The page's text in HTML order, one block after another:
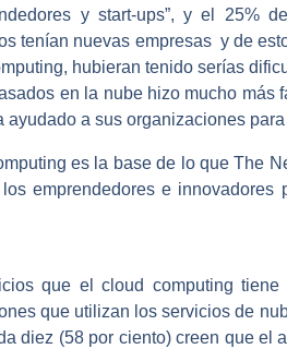
y start-ups”, y el 25%
tenían nuevas empresas y de
hubieran tenido serías
en la nube hizo mucho más
ayudado a sus organizaciones
es la base de lo que The
emprendedores e
que el cloud computing
que utilizan los servicios de
diez (58 por ciento) creen que el